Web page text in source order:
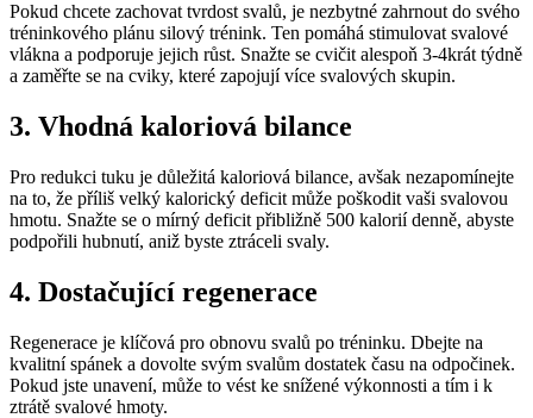
Pokud chcete zachovat tvrdost svalů, je nezbytné zahrnout do svého
tréninkového plánu silový trénink. Ten pomáhá stimulovat svalové
vlákna a podporuje jejich růst. Snažte se cvičit alespoň 3-4krát týdně
a zaměřte se na cviky, které zapojují více svalových skupin.
3. Vhodná kaloriová bilance
Pro redukci tuku je důležitá kaloriová bilance, avšak nezapomínejte
na to, že příliš velký kalorický deficit může poškodit vaši svalovou
hmotu. Snažte se o mírný deficit přibližně 500 kalorií denně, abyste
podpořili hubnutí, aniž byste ztráceli svaly.
4. Dostačující regenerace
Regenerace je klíčová pro obnovu svalů po tréninku. Dbejte na
kvalitní spánek a dovolte svým svalům dostatek času na odpočinek.
Pokud jste unavení, může to vést ke snížené výkonnosti a tím i k
ztrátě svalové hmoty.